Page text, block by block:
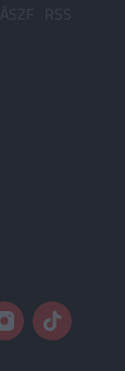
ÁSZF RSS